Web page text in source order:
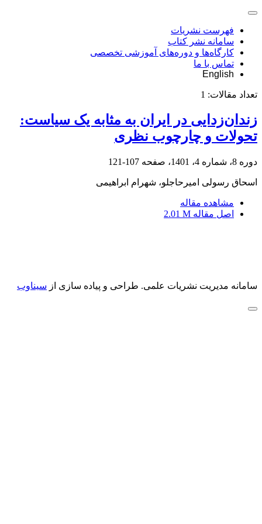
فهرست نشریات
سامانه نشر کتاب
کارگاه‌ها و دوره‌های آموزشی تخصصی
تماس با ما
English
تعداد مقالات: 1
زندان‌زدایی در ایران به مثابه یک سیاست:
تحولات و چارچوب نظری
دوره 8، شماره 4، 1401، صفحه 107-121
اسحاق رسولی امیرحاجلو، شهرام ابراهیمی
مشاهده مقاله
اصل مقاله 2.01 M
سامانه مدیریت نشریات علمی. طراحی و پیاده سازی از سیناوب